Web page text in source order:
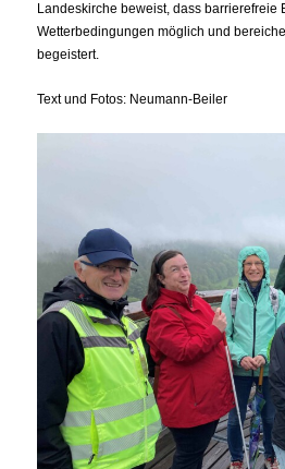
Landeskirche beweist, dass
Wetterbedingungen möglich und
begeistert.
Text und Fotos: Neumann-Beiler